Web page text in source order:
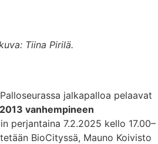
Tiina Pirilä.
jalkapalloa pelaavat
vanhempineen
perjantaina 7.2.2025 kello 17.00–
BioCityssä, Mauno Koivisto